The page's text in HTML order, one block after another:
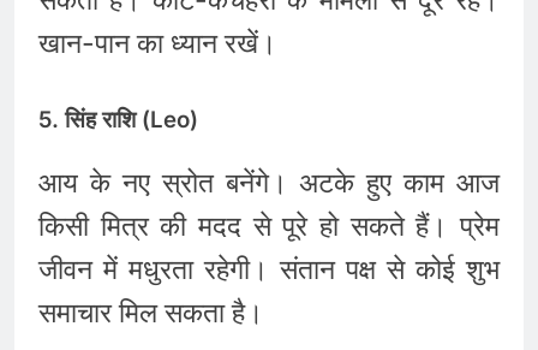
खान-पान का ध्यान रखें।
5. सिंह राशि (Leo)
आय के नए स्रोत बनेंगे। अटके हुए काम आज
किसी मित्र की मदद से पूरे हो सकते हैं। प्रेम
जीवन में मधुरता रहेगी। संतान पक्ष से कोई शुभ
समाचार मिल सकता है।